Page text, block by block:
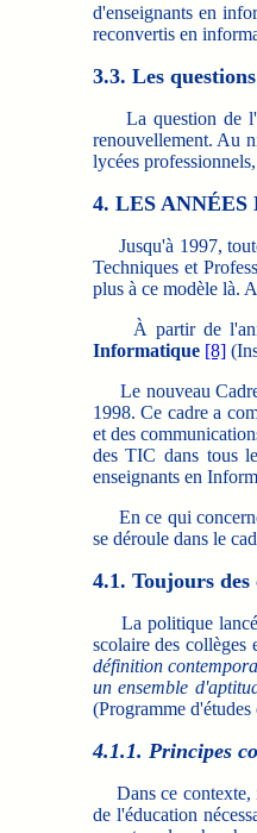
d'enseignants en
reconvertis en
3.3. Les
La question de
renouvellement. Au
lycées
4. LES
Jusqu'à 1997,
Techniques et
plus à ce modèle là.
À partir de
Informatique [8]
Le nouveau Cadre
1998. Ce cadre a
et des
des TIC dans tous
enseignants en
En ce qui concerne
se déroule dans le
4.1. Toujours
La politique lancée
scolaire des collèges
définition
un ensemble
(Programme
4.1.1. Principes
Dans ce contexte,
de l'éducation